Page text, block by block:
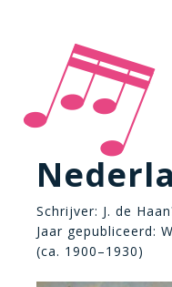
Schrijver: J. de
Jaar gepubliceerd:
(ca. 1900–1930)